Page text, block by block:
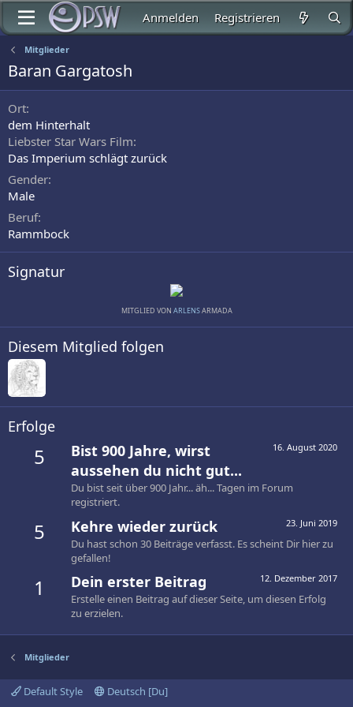
Anmelden Registrieren
Mitglieder
Baran Gargatosh
Ort
dem Hinterhalt
Liebster Star Wars Film
Das Imperium schlägt zurück
Gender
Male
Beruf
Rammbock
Signatur
MITGLIED VON ARLENSARMADA
Diesem Mitglied folgen
Erfolge
5 16. August 2020
Bist 900 Jahre, wirst
aussehen du nicht gut...
Du bist seit über 900 Jahr... äh... Tagen im Forum
registriert.
5 23. Juni 2019
Kehre wieder zurück
Du hast schon 30 Beiträge verfasst. Es scheint Dir hier zu
gefallen!
1 12. Dezember 2017
Dein erster Beitrag
Erstelle einen Beitrag auf dieser Seite, um diesen Erfolg
zu erzielen.
Mitglieder
Default Style
Deutsch [Du]